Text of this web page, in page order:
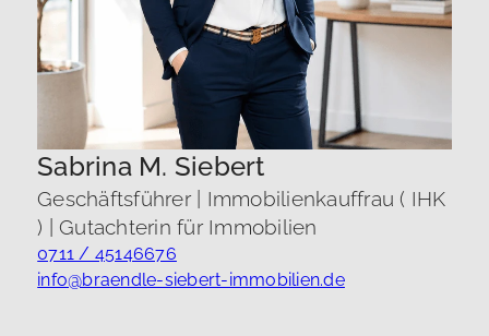
Sabrina M. Siebert
Geschäftsführer | Immobilienkauffrau ( IHK
) | Gutachterin für Immobilien
0711 / 45146676
info@braendle-siebert-immobilien.de